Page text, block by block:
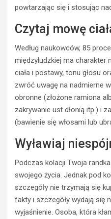
powtarzając się i stosując
Czytaj mowę
Według naukowców, 85
międzyludzkiej ma charakter
ciała i postawy, tonu głosu
zwróć uwagę na nadmierne
obronne (złożone ramiona
zakrywanie ust dłonią itp.) i
(bawienie się włosami lub
Wyławiaj
Podczas kolacji Twoja
swojego życia. Jednak pod
szczegóły nie trzymają się
fakty i szczegóły wydają się
wyjaśnienie. Osoba, która